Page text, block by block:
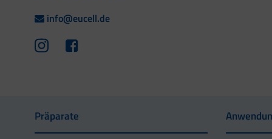
info@eucell.de
Präparate